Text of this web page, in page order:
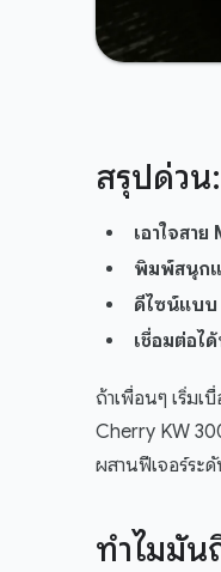
สรุปด่วน
เอาใจสา
พิมพ์สนุก
ดีไซน์แบ
เชื่อมต่อไ
ถ้าเพื่อนๆ เริ่ม
Cherry KW
ผสานฟีเจอร์ระ
ทำไมมัน